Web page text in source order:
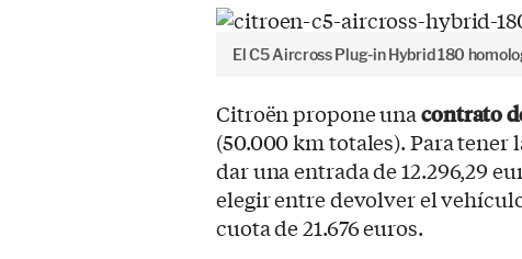
El C5 Aircross Plug-in Hybrid 180
Citroën propone unacontrato
(50.000 km totales). Para tener
dar una entrada de 12.296,29
elegir entre devolver el
cuota de 21.676 euros.